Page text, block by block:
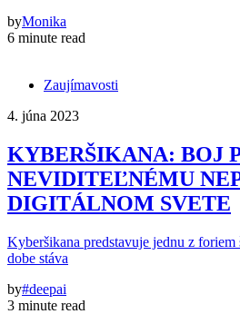
byMonika
6 minute read
Zaujímavosti
4. júna 2023
KYBERŠIKANA: BOJ
NEVIDITEĽNÉMU
DIGITÁLNOM SVETE
Kyberšikana predstavuje jednu z foriem
dobe stáva
by#deepai
3 minute read